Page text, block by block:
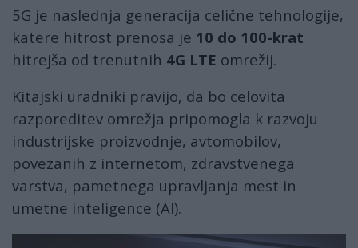
5G je naslednja generacija celične tehnologije,
katere hitrost prenosa je 10 do 100-krat
hitrejša od trenutnih 4G LTE omrežij.
Kitajski uradniki pravijo, da bo celovita
razporeditev omrežja pripomogla k razvoju
industrijske proizvodnje, avtomobilov,
povezanih z internetom, zdravstvenega
varstva, pametnega upravljanja mest in
umetne inteligence (AI).